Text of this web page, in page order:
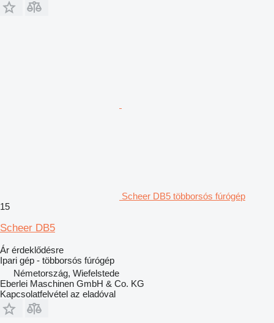
Scheer DB5 többorsós fúrógép
15
Scheer DB5
Ár érdeklődésre
Ipari gép - többorsós fúrógép
Németország, Wiefelstede
Eberlei Maschinen GmbH & Co. KG
Kapcsolatfelvétel az eladóval